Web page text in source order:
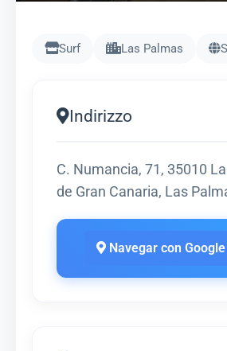
Surf Las Palmas
Indirizzo
C. Numancia, 71, 35010
de Gran Canaria, Las
Navegar con